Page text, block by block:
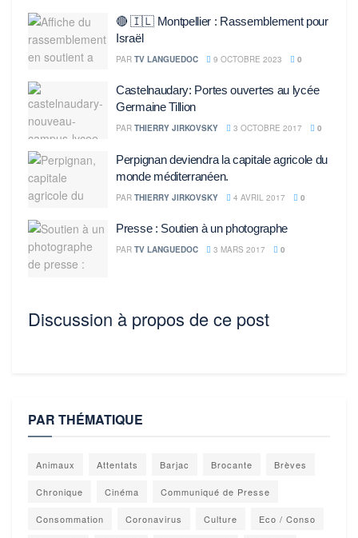
🔴 🇮🇱 Montpellier : Rassemblement pour
Israël
PAR TV LANGUEDOC 9 OCTOBRE 2023 0
Castelnaudary: Portes ouvertes au lycée
Germaine Tillion
PAR THIERRY JIRKOVSKY 3 OCTOBRE 2017 0
Perpignan deviendra la capitale agricole du
monde méditerranéen.
PAR THIERRY JIRKOVSKY 4 AVRIL 2017 0
Presse : Soutien à un photographe
PAR TV LANGUEDOC 3 MARS 2017 0
Discussion à propos de ce post
PAR THÉMATIQUE
Animaux Attentats Barjac Brocante Brèves
Chronique Cinéma Communiqué de Presse
Consommation Coronavirus Culture Eco / Conso